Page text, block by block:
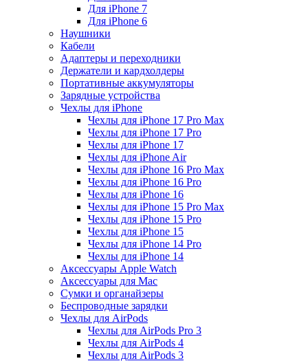
Для iPhone 7
Для iPhone 6
Наушники
Кабели
Адаптеры и переходники
Держатели и кардхолдеры
Портативные аккумуляторы
Зарядные устройства
Чехлы для iPhone
Чехлы для iPhone 17 Pro Max
Чехлы для iPhone 17 Pro
Чехлы для iPhone 17
Чехлы для iPhone Air
Чехлы для iPhone 16 Pro Max
Чехлы для iPhone 16 Pro
Чехлы для iPhone 16
Чехлы для iPhone 15 Pro Max
Чехлы для iPhone 15 Pro
Чехлы для iPhone 15
Чехлы для iPhone 14 Pro
Чехлы для iPhone 14
Аксессуары Apple Watch
Аксессуары для Mac
Сумки и органайзеры
Беспроводные зарядки
Чехлы для AirPods
Чехлы для AirPods Pro 3
Чехлы для AirPods 4
Чехлы для AirPods 3